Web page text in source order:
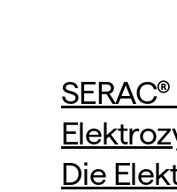
SERAC®
Die